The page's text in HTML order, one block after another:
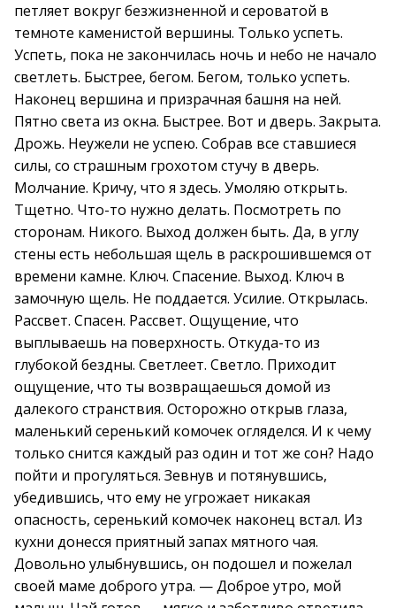
петляет вокруг безжизненной и сероватой в
темноте каменистой вершины. Только успеть.
Успеть, пока не закончилась ночь и небо не начало
светлеть. Быстрее, бегом. Бегом, только успеть.
Наконец вершина и призрачная башня на ней.
Пятно света из окна. Быстрее. Вот и дверь. Закрыта.
Дрожь. Неужели не успею. Собрав все ставшиеся
силы, со страшным грохотом стучу в дверь.
Молчание. Кричу, что я здесь. Умоляю открыть.
Тщетно. Что-то нужно делать. Посмотреть по
сторонам. Никого. Выход должен быть. Да, в углу
стены есть небольшая щель в раскрошившемся от
времени камне. Ключ. Спасение. Выход. Ключ в
замочную щель. Не поддается. Усилие. Открылась.
Рассвет. Спасен. Рассвет. Ощущение, что
выплываешь на поверхность. Откуда-то из
глубокой бездны. Светлеет. Светло. Приходит
ощущение, что ты возвращаешься домой из
далекого странствия. Осторожно открыв глаза,
маленький серенький комочек огляделся. И к чему
только снится каждый раз один и тот же сон? Надо
пойти и прогуляться. Зевнув и потянувшись,
убедившись, что ему не угрожает никакая
опасность, серенький комочек наконец встал. Из
кухни донесся приятный запах мятного чая.
Довольно улыбнувшись, он подошел и пожелал
своей маме доброго утра. — Доброе утро, мой